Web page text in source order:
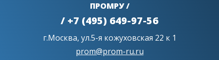
ПРОМРУ /
/ +7 (495) 649-97-56
г.Москва, ул.5-я кожуховская 22 к 1
prom@prom-ru.ru